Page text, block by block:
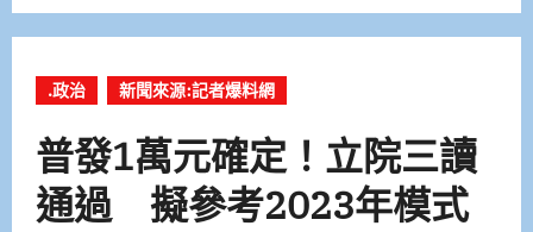
.政治 新聞來源:記者爆料網
普發1萬元確定！立院三讀
通過 擬參考2023年模式